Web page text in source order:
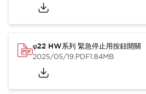
φ22 HW系列 緊急停止用按鈕開關
2025/05/19.PDF1.84MB